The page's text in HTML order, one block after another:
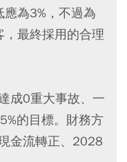
為3%，不過為
最終採用的合理
成0重大事故、一
的目標。財務方
金流轉正、2028